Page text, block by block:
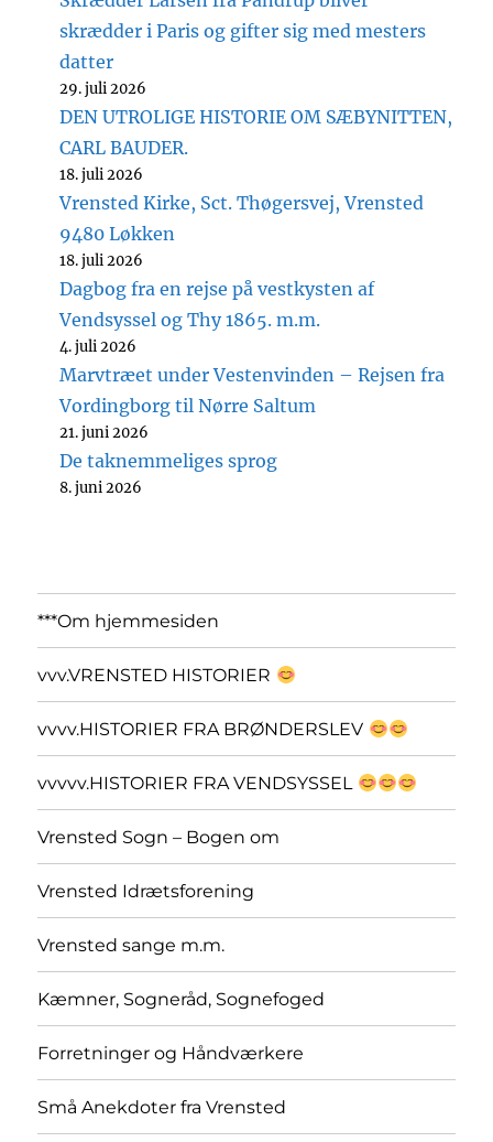
skrædder i Paris og gifter sig med mesters
datter
29. juli 2026
DEN UTROLIGE HISTORIE OM SÆBYNITTEN,
CARL BAUDER.
18. juli 2026
Vrensted Kirke, Sct. Thøgersvej, Vrensted
9480 Løkken
18. juli 2026
Dagbog fra en rejse på vestkysten af
Vendsyssel og Thy 1865. m.m.
4. juli 2026
Marvtræet under Vestenvinden – Rejsen fra
Vordingborg til Nørre Saltum
21. juni 2026
De taknemmeliges sprog
8. juni 2026
***Om hjemmesiden
vvv.VRENSTED HISTORIER
vvvv.HISTORIER FRA BRØNDERSLEV
vvvvv.HISTORIER FRA VENDSYSSEL
Vrensted Sogn – Bogen om
Vrensted Idrætsforening
Vrensted sange m.m.
Kæmner, Sogneråd, Sognefoged
Forretninger og Håndværkere
Små Anekdoter fra Vrensted